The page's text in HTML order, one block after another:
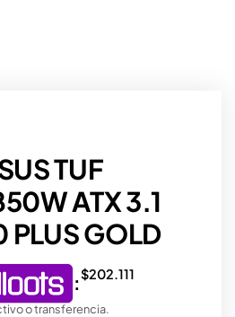
TUF
ATX 3.1
PLUS GOLD
:$202.111
o transferencia.